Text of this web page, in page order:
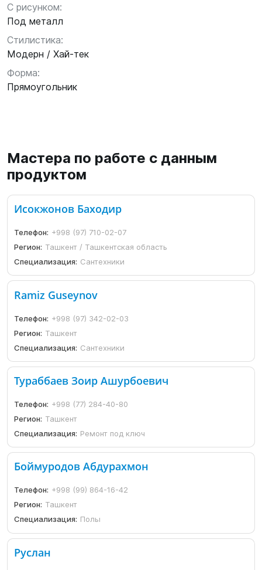
С рисунком:
Под металл
Стилистика:
Модерн / Хай-тек
Форма:
Прямоугольник
Мастера по работе с данным
продуктом
Исокжонов Баходир
Телефон: +998 (97) 710-02-07
Регион: Ташкент / Ташкентская область
Специализация: Сантехники
Ramiz Guseynov
Телефон: +998 (97) 342-02-03
Регион: Ташкент
Специализация: Сантехники
Тураббаев Зоир Ашурбоевич
Телефон: +998 (77) 284-40-80
Регион: Ташкент
Специализация: Ремонт под ключ
Боймуродов Абдурахмон
Телефон: +998 (99) 864-16-42
Регион: Ташкент
Специализация: Полы
Руслан